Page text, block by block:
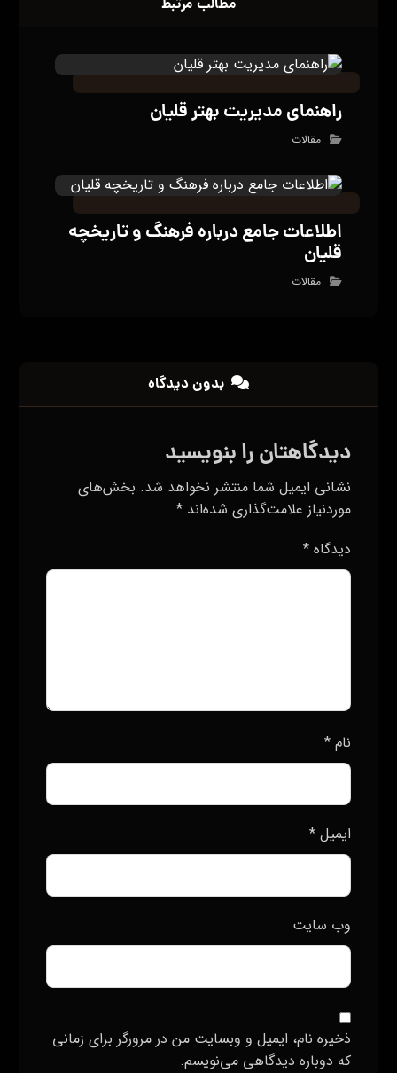
مطالب مرتبط
راهنمای مدیریت بهتر قلیان
مقالات
اطلاعات جامع درباره فرهنگ و تاریخچه
قلیان
مقالات
بدون دیدگاه
دیدگاهتان را بنویسید
نشانی ایمیل شما منتشر نخواهد شد. بخش‌های
موردنیاز علامت‌گذاری شده‌اند*
دیدگاه*
نام*
ایمیل*
وب‌ سایت
ذخیره نام، ایمیل و وبسایت من در مرورگر برای زمانی
که دوباره دیدگاهی می‌نویسم.